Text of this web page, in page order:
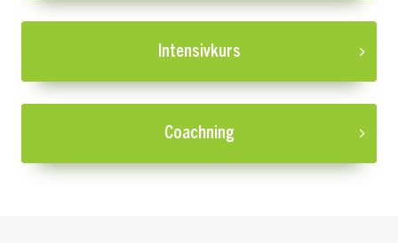
Intensivkurs
Coachning